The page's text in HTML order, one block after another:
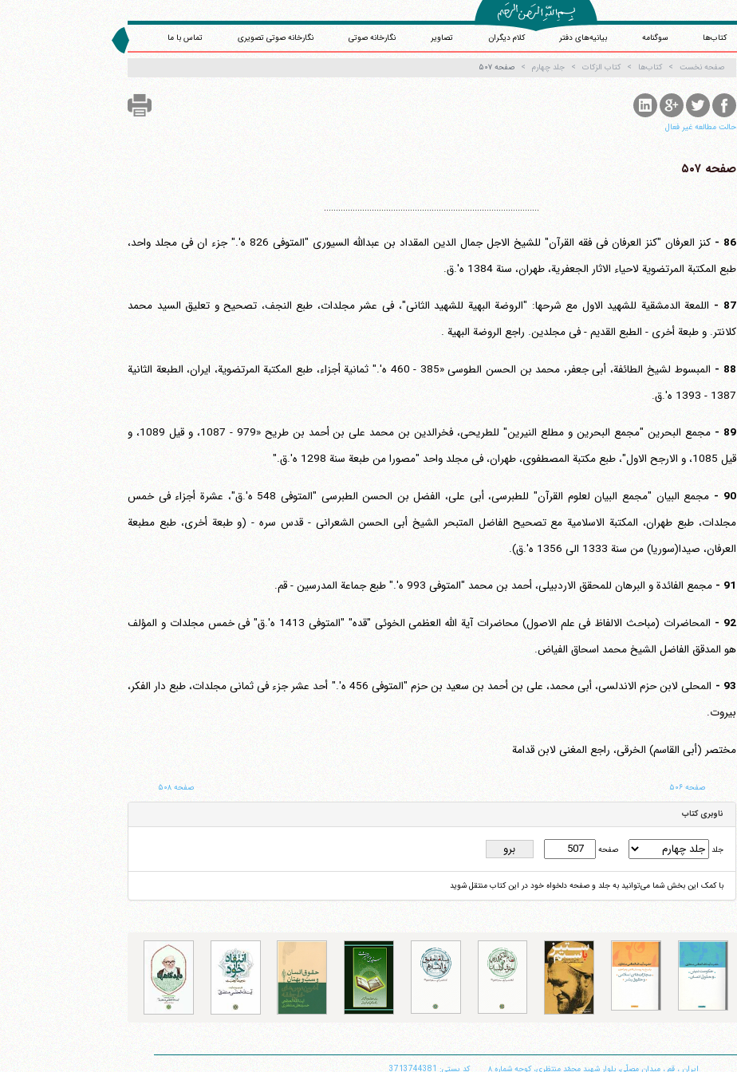
کتاب‌ها سوگنامه بیانیه‌های دفتر کلام دیگران تصاویر نگارخانه صوتی نگارخانه صوتی تصویری تماس با ما
صفحه نخست کتاب‌ها کتاب الزکات جلد چهارم صفحه ۵۰۷
حالت مطالعه غیر فعال
صفحه ۵۰۷
..........................................................................................
86 -
کنز العرفان "کنز العرفان فی فقه القرآن" للشیخ الاجل جمال الدین المقداد بن عبدالله السیوری "المتوفی 826 ه'." جزء ان فی مجلد واحد،
طبع المکتبة المرتضویة لاحیاء الاثار الجعفریة، طهران، سنة 1384 ه'.ق.
87 -
اللمعة الدمشقیة للشهید الاول مع شرحها: "الروضة البهیة للشهید الثانی"، فی عشر مجلدات، طبع النجف، تصحیح و تعلیق السید محمد
کلانتر. و طبعة أخری - الطبع القدیم - فی مجلدین. راجع الروضة البهیة .
88 -
المبسوط لشیخ الطائفة، أبی جعفر، محمد بن الحسن الطوسی «385 - 460 ه'." ثمانیة أجزاء، طبع المکتبة المرتضویة، ایران، الطبعة الثانیة
1387 - 1393 ه'.ق.
89 -
مجمع البحرین "مجمع البحرین و مطلع النیرین" للطریحی، فخرالدین بن محمد علی بن أحمد بن طریح «979 - 1087، و قیل 1089، و
قیل 1085، و الارجح الاول"، طبع مکتبة المصطفوی، طهران، فی مجلد واحد "مصورا من طبعة سنة 1298 ه'.ق."
90 -
مجمع البیان "مجمع البیان لعلوم القرآن" للطبرسی، أبی علی، الفضل بن الحسن الطبرسی "المتوفی 548 ه'.ق"، عشرة أجزاء فی خمس
مجلدات، طبع طهران، المکتبة الاسلامیة مع تصحیح الفاضل المتبحر الشیخ أبی الحسن الشعرانی - قدس سره - (و طبعة أخری، طبع مطبعة
العرفان، صیدا(سوریا) من سنة 1333 الی 1356 ه'.ق).
91 - مجمع الفائدة و البرهان للمحقق الاردبیلی، أحمد بن محمد "المتوفی 993 ه'." طبع جماعة المدرسین - قم.
92 -
المحاضرات (مباحث الالفاظ فی علم الاصول) محاضرات آیة الله العظمی الخوئی "قده" "المتوفی 1413 ه'.ق" فی خمس مجلدات و المؤلف
هو المدقق الفاضل الشیخ محمد اسحاق الفیاض.
93 -
المحلی لابن حزم الاندلسی، أبی محمد، علی بن أحمد بن سعید بن حزم "المتوفی 456 ه'." أحد عشر جزء فی ثمانی مجلدات، طبع دار الفکر،
بیروت.
مختصر (أبی القاسم) الخرقی، راجع المغنی لابن قدامة
صفحه ۵۰۶ صفحه ۵۰۸
ناوبری کتاب
جلد صفحه
با کمک این بخش شما می‌توانید به جلد و صفحه دلخواه خود در این کتاب منتقل شوید
ایران ، قم ، میدان مصلّی، بلوار شهید محمّد منتظری، كوچه شماره ٨ کد پستی: 3713744381
وب سایت رسمی آیت‌الله منتظری
تلفن 37740011-25-98+ تا 14
37740015-25-98+